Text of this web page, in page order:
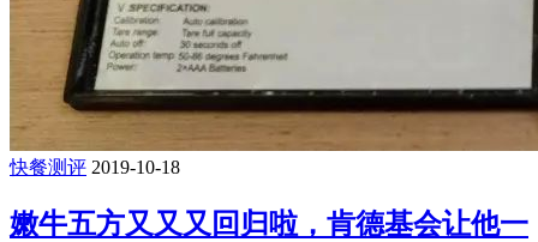
快餐测评 2019-10-18
嫩牛五方又又又回归啦，肯德基会让他一